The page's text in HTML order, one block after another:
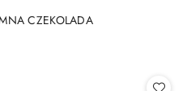
CZEKOLADA